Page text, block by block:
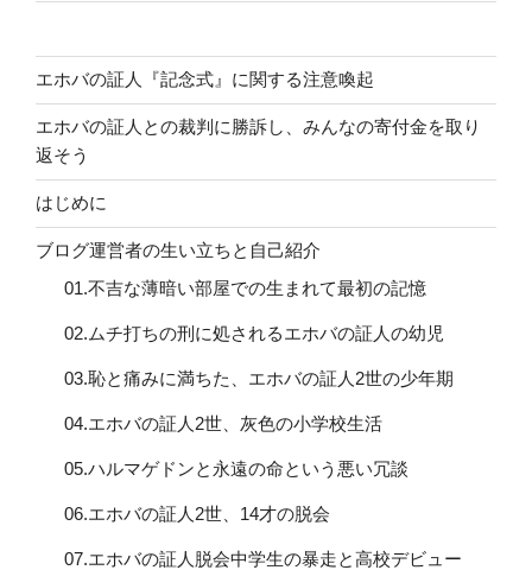
エホバの証人『記念式』に関する注意喚起
エホバの証人との裁判に勝訴し、みんなの寄付金を取り
返そう
はじめに
ブログ運営者の生い立ちと自己紹介
01.不吉な薄暗い部屋での生まれて最初の記憶
02.ムチ打ちの刑に処されるエホバの証人の幼児
03.恥と痛みに満ちた、エホバの証人2世の少年期
04.エホバの証人2世、灰色の小学校生活
05.ハルマゲドンと永遠の命という悪い冗談
06.エホバの証人2世、14才の脱会
07.エホバの証人脱会中学生の暴走と高校デビュー